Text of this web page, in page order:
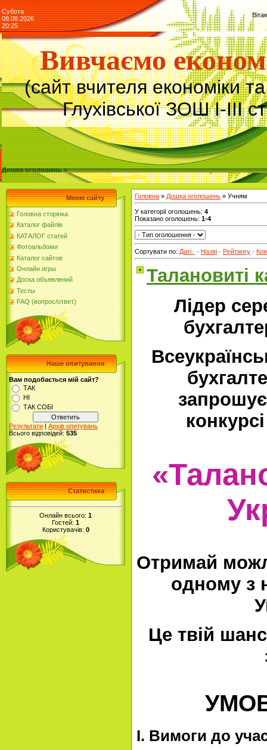
Субота
08.08.2026
20:25
Вивчаємо
(сайт вчителя економіки
Глухівської ЗОШ І-ІІІ
Дошка оголошень »
Меню сайту
Головна сторінка
Каталог файлів
КАТАЛОГ статей
Фотоальбоми
Каталог сайтов
Онлайн игры
Доска объявлений
Тесты
FAQ (вопрос/ответ)
Наше опитування
Вам подобається мій сайт?
ТАК
НІ
ТАК СОБІ
Результати | Архів опитувань
Всього відповідей: 535
Статистика
Онлайн всього: 1
Гостей: 1
Користувачів: 0
Головна » Дошка оголошень » Учням
У категорії оголошень: 4
Показано оголошень: 1-4
Сортувати по: Даті · Назві · Рейтингу ·
Талановиті
Лідер
Отримай
одному з
Це твій
І. Вимоги до